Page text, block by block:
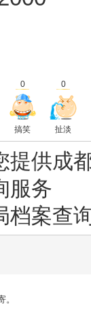
0 0
搞笑 扯淡
提供成
服务
档案查